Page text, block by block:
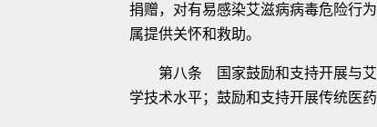
捐赠，对有易感染艾滋病病毒危险行
属提供关怀和救助。
第八条 国家鼓励和支持开展与艾
学技术水平；鼓励和支持开展传统医